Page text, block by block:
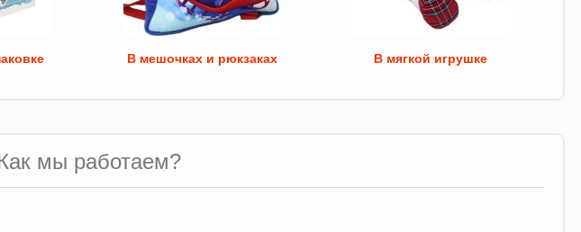
В мешочках и рюкзаках В мягкой игрушке
мы работаем?